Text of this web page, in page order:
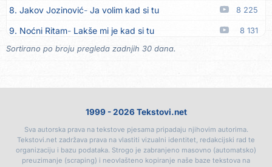
19. Slobodan Batjarević Čobe E borjako oro 07.08
20. Dinacordi Luna Band Sreću zovem tvojim imenom 07.08
21. Dinacordi Luna Band Tamburaši
24. Grupa TNT Rijeka Via Roma, nikad doma
25. Zaim Imamović Kada moja mladost prođe 07.08
26. Azra Husarkić Do zadnje kapi 07.08
8. Jakov Jozinović Ja volim kad si tu 8 225
9. Noćni Ritam Lakše mi je kad si tu 8 131
10. Halid Bešlić Ljiljani
Ovo u grudima
14. Džej Ramadanovski Ova mačka do mene 6 399
15. Karlo! Mon amour 6 394
Sortirano po broju pregleda zadnjih 30 dana.
1999 - 2026 Tekstovi.net
Sva autorska prava na tekstove pjesama pripadaju njihovim autorima.
Tekstovi.net zadržava prava na vlastiti vizualni identitet, redakcijski rad te
organizaciju i bazu podataka. Strogo je zabranjeno masovno (automatsko)
preuzimanje (scraping) i neovlašteno kopiranje naše baze tekstova na